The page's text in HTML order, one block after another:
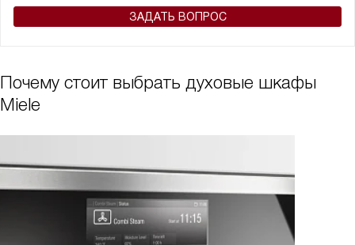
ЗАДАТЬ ВОПРОС
Почему стоит выбрать духовые шкафы
Miele